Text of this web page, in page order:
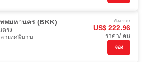
ทพมหานคร (BKK)
ตรง
าเทศพิมาน
เริ่มจาก
US$ 222.96
ราคา/ คน
จอง